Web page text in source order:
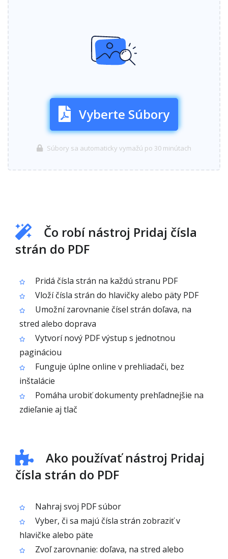
Vyberte Súbory
Súbory sa automaticky vymažú po 30 minútach
Čo robí nástroj Pridaj čísla
strán do PDF
Pridá čísla strán na každú stranu PDF
Vloží čísla strán do hlavičky alebo päty PDF
Umožní zarovnanie čísel strán doľava, na
stred alebo doprava
Vytvorí nový PDF výstup s jednotnou
pagináciou
Funguje úplne online v prehliadači, bez
inštalácie
Pomáha urobiť dokumenty prehľadnejšie na
zdieľanie aj tlač
Ako používať nástroj Pridaj
čísla strán do PDF
Nahraj svoj PDF súbor
Vyber, či sa majú čísla strán zobraziť v
hlavičke alebo päte
Zvoľ zarovnanie: doľava, na stred alebo